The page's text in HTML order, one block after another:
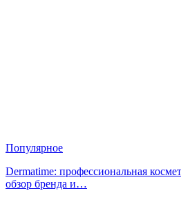
Популярное
Dermatime: профессиональная
обзор бренда и…